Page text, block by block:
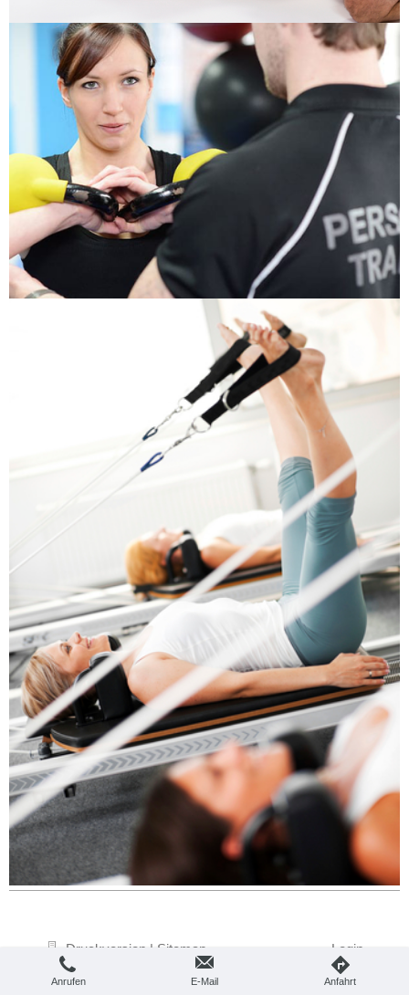
Druckversion | Sitemap
© RIC'S BEATDOWN TEAM
Login
Webansicht
Anrufen E-Mail Anfahrt